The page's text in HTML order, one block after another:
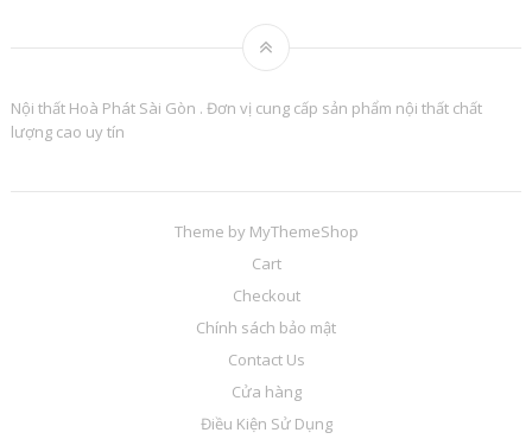
Nội thất Hoà Phát Sài Gòn . Đơn vị cung cấp sản phẩm nội thất chất
lượng cao uy tín
Theme by MyThemeShop
Cart
Checkout
Chính sách bảo mật
Contact Us
Cửa hàng
Điều Kiện Sử Dụng